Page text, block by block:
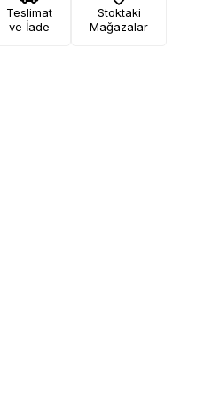
Teslimat
ve İade
Stoktaki
Mağazalar